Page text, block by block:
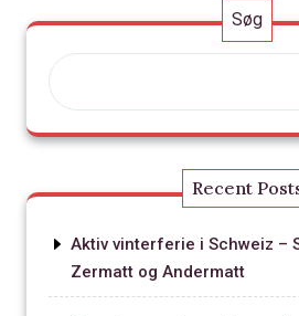
Søg
Recent
Aktiv vinterferie i Schweiz –
Zermatt og Andermatt